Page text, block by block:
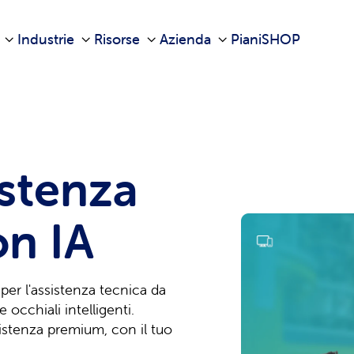
Industrie Risorse Azienda PianiSHOP
IA
l'assistenza tecnica da
occhiali intelligenti.
premium, con il tuo